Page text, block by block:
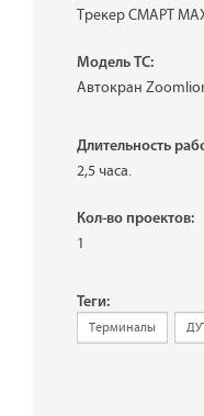
Трекер СМАРТ
Модель ТС:
Автокран
Длительность
2,5 часа.
Кол-во проектов:
1
Теги:
Терминалы